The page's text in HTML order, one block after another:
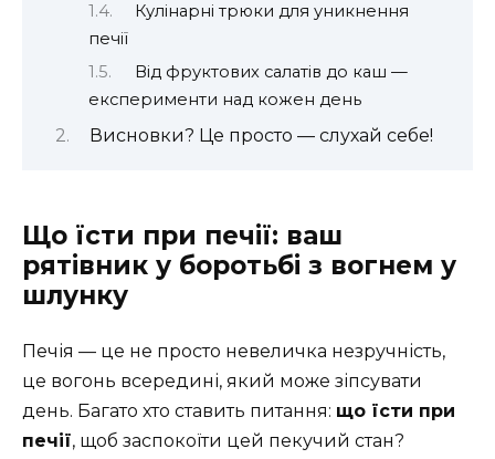
Кулінарні трюки для уникнення
печії
Від фруктових салатів до каш —
експерименти над кожен день
Висновки? Це просто — слухай себе!
Що їсти при печії: ваш
рятівник у боротьбі з вогнем у
шлунку
Печія — це не просто невеличка незручність,
це вогонь всередині, який може зіпсувати
день. Багато хто ставить питання: що їсти при
печії, щоб заспокоїти цей пекучий стан?